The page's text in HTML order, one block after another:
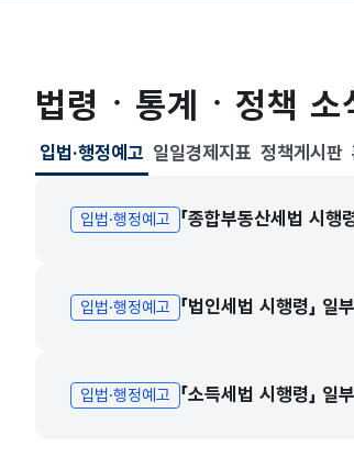
법령ㆍ통계ㆍ정책 소
입법·행정예고
선택됨
입법·행정예고
입법·행정예고 「종합부동산세법 시행
입법·행정예고 「법인세법 시행령」
입법·행정예고 「소득세법 시행령」
일일경제지표 정책게시판